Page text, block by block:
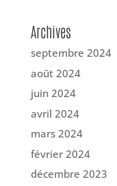
Archives
septembre 2024
août 2024
juin 2024
avril 2024
mars 2024
février 2024
décembre 2023